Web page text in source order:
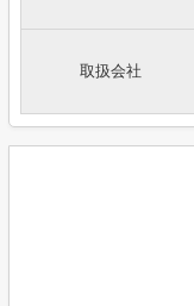
取扱会社